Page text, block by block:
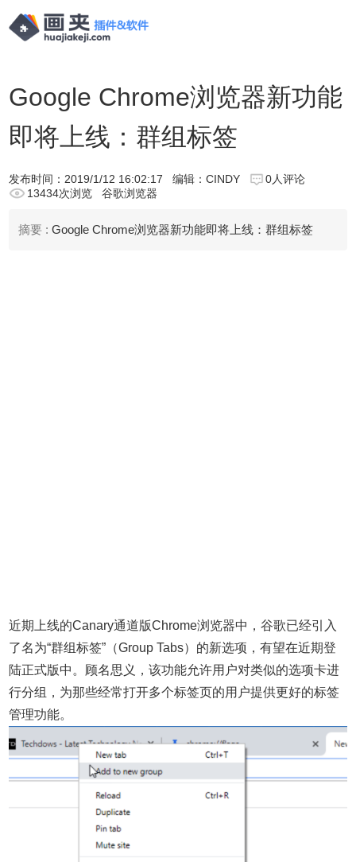
Google Chrome浏览器新功能
即将上线：群组标签
发布时间： 2019/1/12 16:02:17 编辑：CINDY
0人评论
13434次浏览
谷歌浏览器
摘要 : Google Chrome浏览器新功能即将上线：群组标签
近期上线的Canary通道版Chrome浏览器中，谷歌已经引入
了名为“群组标签”（Group Tabs）的新选项，有望在近期登
陆正式版中。顾名思义，该功能允许用户对类似的选项卡进
行分组，为那些经常打开多个标签页的用户提供更好的标签
管理功能。